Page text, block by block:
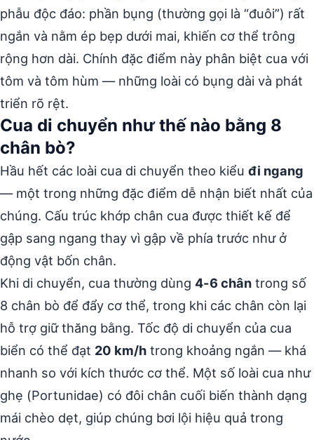
phẫu độc đáo: phần bụng (thường gọi là “đuôi”) rất
ngắn và nằm ép bẹp dưới mai, khiến cơ thể trông
rộng hơn dài. Chính đặc điểm này phân biệt cua với
tôm và tôm hùm — những loài có bụng dài và phát
triển rõ rệt.
Cua di chuyển như thế nào bằng 8
chân bò?
Hầu hết các loài cua di chuyển theo kiểu đi ngang
— một trong những đặc điểm dễ nhận biết nhất của
chúng. Cấu trúc khớp chân cua được thiết kế để
gập sang ngang thay vì gập về phía trước như ở
động vật bốn chân.
Khi di chuyển, cua thường dùng 4-6 chân trong số
8 chân bò để đẩy cơ thể, trong khi các chân còn lại
hỗ trợ giữ thăng bằng. Tốc độ di chuyển của cua
biển có thể đạt 20 km/h trong khoảng ngắn — khá
nhanh so với kích thước cơ thể. Một số loài cua như
ghẹ (Portunidae) có đôi chân cuối biến thành dạng
mái chèo dẹt, giúp chúng bơi lội hiệu quả trong